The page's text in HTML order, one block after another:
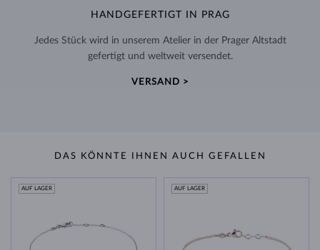
HANDGEFERTIGT IN PRAG
Jedes Stück wird in unserem Atelier in der Prager Altstadt
gefertigt und weltweit versendet.
VERSAND >
DAS KÖNNTE IHNEN AUCH GEFALLEN
AUF LAGER AUF LAGER